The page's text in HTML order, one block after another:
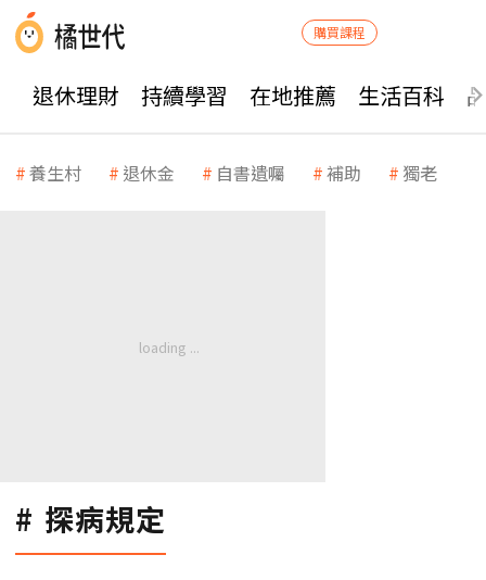
購買課程
退休理財 持續學習 在地推薦 生活百科
養生村 退休金 自書遺囑 補助 獨老
探病規定